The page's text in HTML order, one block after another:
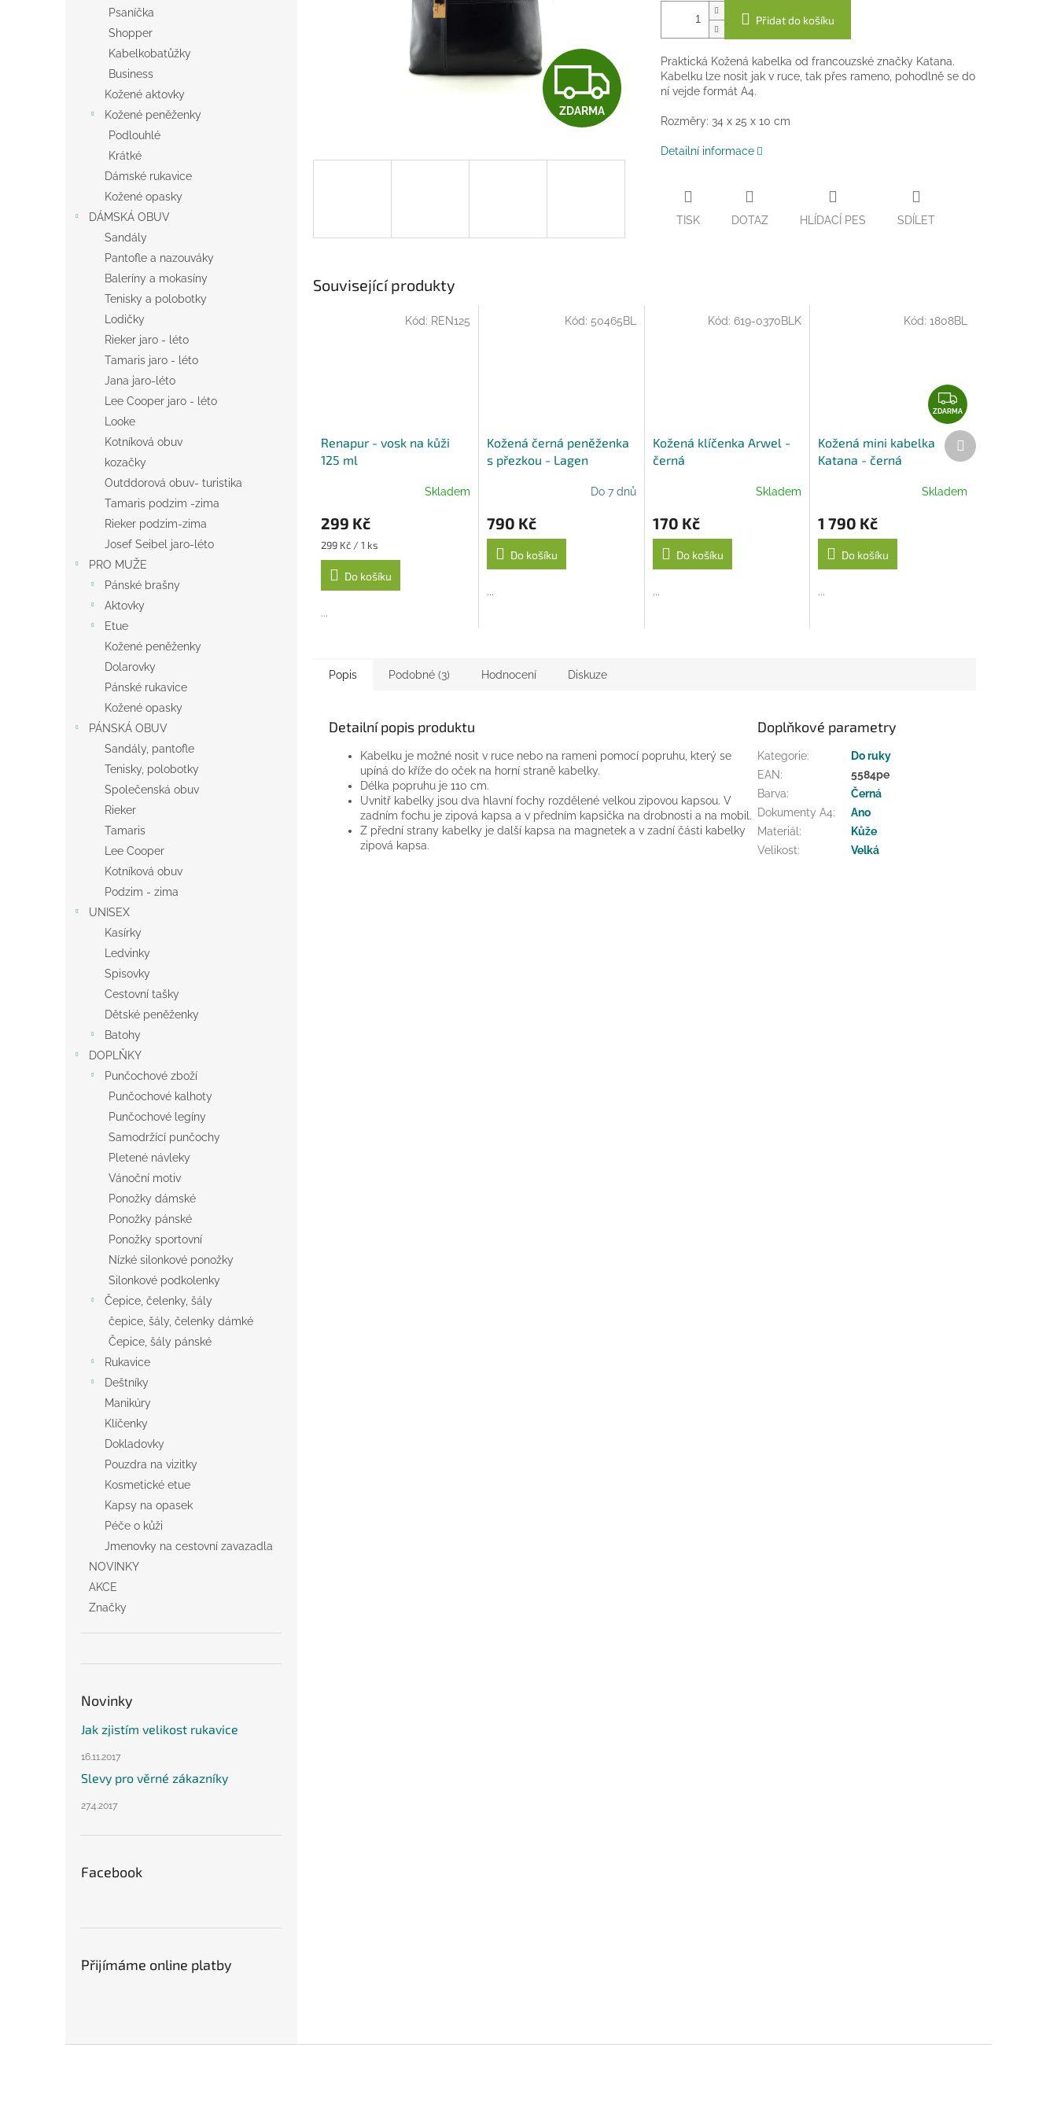
Psaníčka
Shopper
Kabelkobatůžky
Business
Kožené aktovky
Kožené peněženky
Podlouhlé
Krátké
Dámské rukavice
Kožené opasky
DÁMSKÁ OBUV
Sandály
Pantofle a nazouváky
Baleríny a mokasíny
Tenisky a polobotky
Lodičky
Rieker jaro - léto
Tamaris jaro - léto
Jana jaro-léto
Lee Cooper jaro - léto
Looke
Kotníková obuv
kozačky
Outddorová obuv- turistika
Tamaris podzim -zima
Rieker podzim-zima
Josef Seibel jaro-léto
PRO MUŽE
Pánské brašny
Aktovky
Etue
Kožené peněženky
Dolarovky
Pánské rukavice
Kožené opasky
PÁNSKÁ OBUV
Sandály, pantofle
Tenisky, polobotky
Společenská obuv
Rieker
Tamaris
Lee Cooper
Kotníková obuv
Podzim - zima
UNISEX
Kasírky
Ledvinky
Spisovky
Cestovní tašky
Dětské peněženky
Batohy
DOPLŇKY
Punčochové zboží
Punčochové kalhoty
Punčochové legíny
Samodržící punčochy
Pletené návleky
Vánoční motiv
Ponožky dámské
Ponožky pánské
Ponožky sportovní
Nízké silonkové ponožky
Silonkové podkolenky
Čepice, čelenky, šály
čepice, šály, čelenky dámké
Čepice, šály pánské
Rukavice
Deštníky
Manikúry
Klíčenky
Dokladovky
Pouzdra na vizitky
Kosmetické etue
Kapsy na opasek
Péče o kůži
Jmenovky na cestovní zavazadla
NOVINKY
AKCE
Značky
Novinky
Jak zjistím velikost rukavice
16.11.2017
Slevy pro věrné zákazníky
27.4.2017
Facebook
Přijímáme online platby
Z
D
R
M
ZDARMA
Přidat do košíku
Praktická Kožená kabelka od francouzské značky Katana.
Kabelku lze nosit jak v ruce, tak přes rameno, pohodlně se do
ní vejde formát A4.
Rozměry: 34 x 25 x 10 cm
Detailní informace
TISK DOTAZ HLÍDACÍ PES SDÍLET
Související produkty
Renapur - vosk na kůži
125 ml
Skladem
299 Kč
Měrná
cena:
299 Kč / 1 ks
Do košíku
...
Kód: REN125
Kožená černá peněženka
s přezkou - Lagen
Do 7 dnů
790 Kč
Do košíku
...
Kód: 50465BL
Kožená klíčenka Arwel -
černá
Skladem
170 Kč
Do košíku
...
Kód:619-0370BLK
Z
D
A
R
A
ZDARMA
Kožená mini kabelka
Katana - černá
Skladem
1 790 Kč
Do košíku
...
Kód: 1808BL
Další
produkt
Popis Podobné (3) Hodnocení Diskuze
Detailní popis produktu
Kabelku je možné nosit v ruce nebo na rameni pomocí popruhu, který se
upíná do kříže do oček na horní straně kabelky.
Délka popruhu je 110 cm.
Uvnitř kabelky jsou dva hlavní fochy rozdělené velkou zipovou kapsou. V
zadním fochu je zipová kapsa a v předním kapsička na drobnosti a na mobil.
Z přední strany kabelky je další kapsa na magnetek a v zadní části kabelky
zipová kapsa.
Doplňkové parametry
Kategorie:
Do ruky
EAN:
5584pe
Barva:
Černá
Dokumenty A4:
Ano
Materiál :
Kůže
Velikost: Velká